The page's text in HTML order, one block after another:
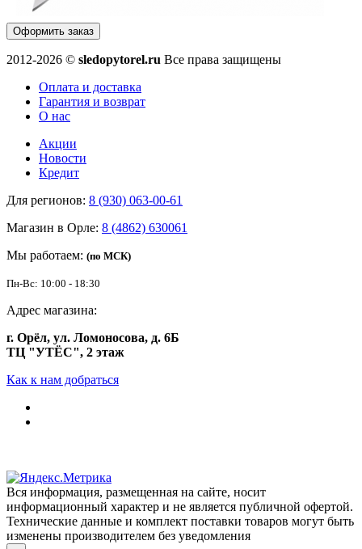
Оформить заказ
2012-2026 © sledopytorel.ru Все права защищены
Оплата и доставка
Гарантия и возврат
О нас
Акции
Новости
Кредит
Для регионов: 8 (930) 063-00-61
Магазин в Орле: 8 (4862) 630061
Мы работаем: (по МСК)
Пн-Вс: 10:00 - 18:30
Адрес магазина:
г. Орёл, ул. Ломоносова, д. 6Б
ТЦ "УТЁС", 2 этаж
Как к нам добраться
Вся информация, размещенная на сайте, носит
информационный характер и не является публичной офертой.
Технические данные и комплект поставки товаров могут быть
изменены производителем без уведомления